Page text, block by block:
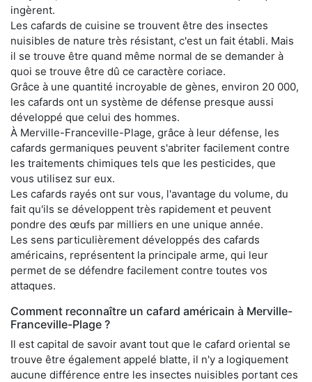
ingèrent.
Les cafards de cuisine se trouvent être des insectes
nuisibles de nature très résistant, c'est un fait établi. Mais
il se trouve être quand même normal de se demander à
quoi se trouve être dû ce caractère coriace.
Grâce à une quantité incroyable de gènes, environ 20 000,
les cafards ont un système de défense presque aussi
développé que celui des hommes.
À Merville-Franceville-Plage, grâce à leur défense, les
cafards germaniques peuvent s'abriter facilement contre
les traitements chimiques tels que les pesticides, que
vous utilisez sur eux.
Les cafards rayés ont sur vous, l'avantage du volume, du
fait qu'ils se développent très rapidement et peuvent
pondre des œufs par milliers en une unique année.
Les sens particulièrement développés des cafards
américains, représentent la principale arme, qui leur
permet de se défendre facilement contre toutes vos
attaques.
Comment reconnaître un cafard américain à Merville-
Franceville-Plage ?
Il est capital de savoir avant tout que le cafard oriental se
trouve être également appelé blatte, il n'y a logiquement
aucune différence entre les insectes nuisibles portant ces